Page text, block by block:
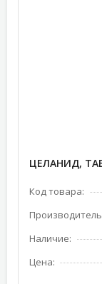
ЦЕЛАНИД,
Код товара:
Наличие:
Цена: